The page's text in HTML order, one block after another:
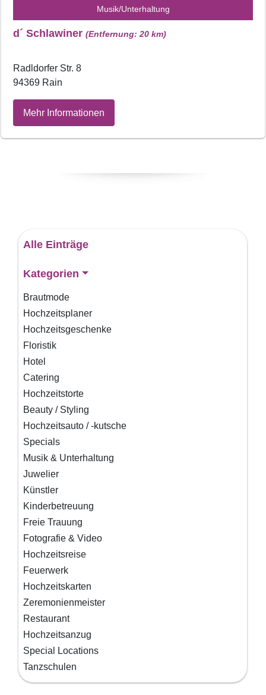
Musik/Unterhaltung
d´ Schlawiner (Entfernung: 20 km)
Radldorfer Str. 8
94369 Rain
Mehr Informationen
Alle Einträge
Kategorien
Brautmode
Hochzeitsplaner
Hochzeitsgeschenke
Floristik
Hotel
Catering
Hochzeitstorte
Beauty / Styling
Hochzeitsauto / -kutsche
Specials
Musik & Unterhaltung
Juwelier
Künstler
Kinderbetreuung
Freie Trauung
Fotografie & Video
Hochzeitsreise
Feuerwerk
Hochzeitskarten
Zeremonienmeister
Restaurant
Hochzeitsanzug
Special Locations
Tanzschulen